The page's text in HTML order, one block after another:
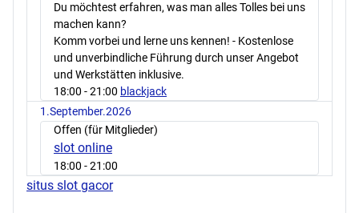
Du möchtest erfahren, was man alles Tolles bei uns
machen kann?
Komm vorbei und lerne uns kennen! - Kostenlose
und unverbindliche Führung durch unser Angebot
und Werkstätten inklusive.
18:00 - 21:00 blackjack
1.September.2026
Offen (für Mitglieder)
slot online
18:00 - 21:00
situs slot gacor